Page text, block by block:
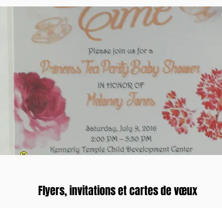
Flyers, invitations et cartes de vœux